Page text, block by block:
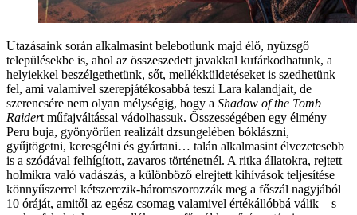
Utazásaink során alkalmasint belebotlunk majd élő, nyüzsgő
településekbe is, ahol az összeszedett javakkal kufárkodhatunk, a
helyiekkel beszélgethetünk, sőt, mellékküldetéseket is szedhetünk
fel, ami valamivel szerepjátékosabbá teszi Lara kalandjait, de
szerencsére nem olyan mélységig, hogy a Shadow of the Tomb
Raidert műfajváltással vádolhassuk. Összességében egy élmény
Peru buja, gyönyörűen realizált dzsungelében bóklászni,
gyűjtögetni, keresgélni és gyártani… talán alkalmasint élvezetesebb
is a szódával felhígított, zavaros történetnél. A ritka állatokra, rejtett
holmikra való vadászás, a különböző elrejtett kihívások teljesítése
könnyűszerrel kétszerezik-háromszorozzák meg a főszál nagyjából
10 óráját, amitől az egész csomag valamivel értékállóbbá válik – s